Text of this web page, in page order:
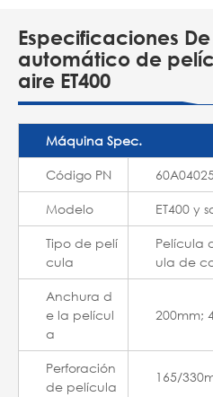
Especificaciones
automático de
aire ET400
Máquina Spec.
Código PN
Modelo
ET400 y
Tipo de pelí
cula
Película
ula de
Anchura d
e la películ
a
200mm;
Perforación
de película
165/